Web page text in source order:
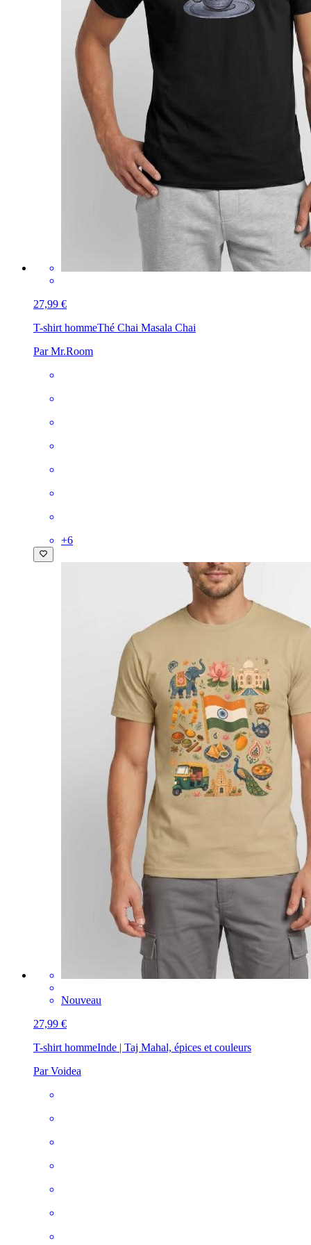
27,99 €
T-shirt hommeThé Chai Masala Chai
Par Mr.Room
+6
Nouveau
27,99 €
T-shirt hommeInde | Taj Mahal, épices et couleurs
Par Voidea